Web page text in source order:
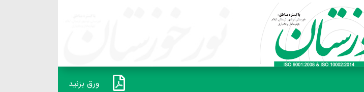
ورق بزنید